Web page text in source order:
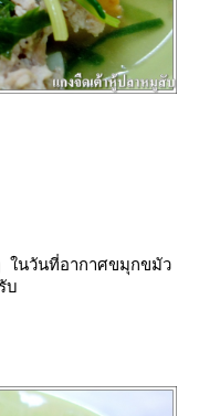
ในวันที่อากาศขมุกขมัว
บ